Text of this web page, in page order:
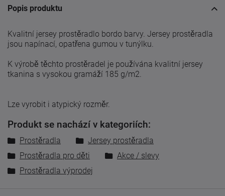
Popis produktu
Kvalitní jersey prostěradlo bordo barvy. Jersey prostěradla
jsou napínací, opatřena gumou v tunýlku.
K výrobě těchto prostěradel je používána kvalitní jersey
tkanina s vysokou gramáží 185 g/m2.
Lze vyrobit i atypický rozměr.
Produkt se nachází v kategoriích:
Prostěradla
Jersey prostěradla
Prostěradla pro děti
Akce / slevy
Prostěradla výprodej